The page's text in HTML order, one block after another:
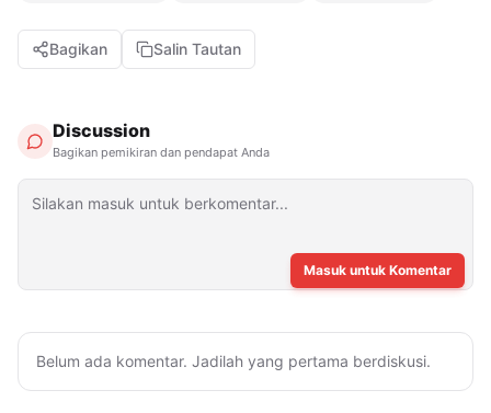
Bagikan Salin Tautan
Discussion
Bagikan pemikiran dan pendapat Anda
Masuk untuk Komentar
Belum ada komentar. Jadilah yang pertama berdiskusi.